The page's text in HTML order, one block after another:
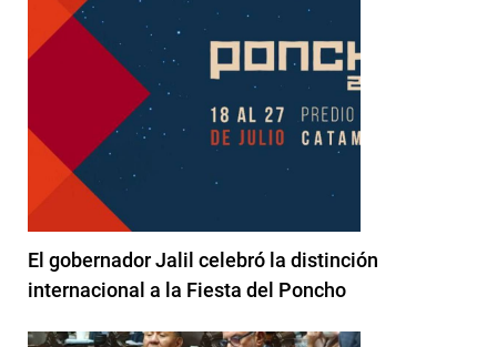
El gobernador Jalil celebró la distinción
internacional a la Fiesta del Poncho